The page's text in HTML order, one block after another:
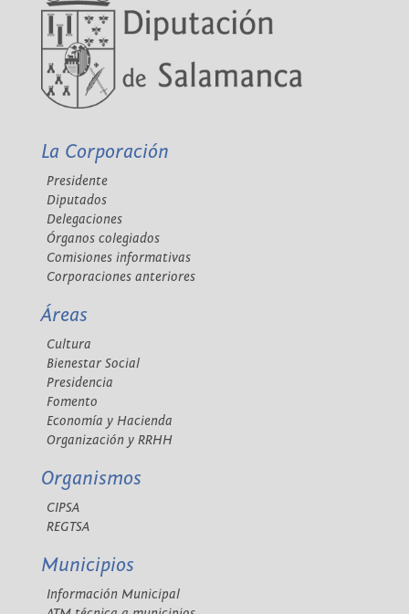
La Corporación
Presidente
Diputados
Delegaciones
Órganos colegiados
Comisiones informativas
Corporaciones anteriores
Áreas
Cultura
Bienestar Social
Presidencia
Fomento
Economía y Hacienda
Organización y RRHH
Organismos
CIPSA
REGTSA
Municipios
Información Municipal